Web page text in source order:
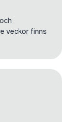
veckor finns